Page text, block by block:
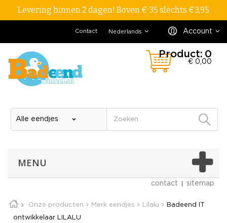
Levering binnen 2 dagen! Boven € 35 slechts €3,95
Account
Nederlands
Contact
Product: 0
€ 0,00
MENU
contact sitemap
Onze producten Merk eendjes Lilalu Badeend IT
ontwikkelaar LILALU